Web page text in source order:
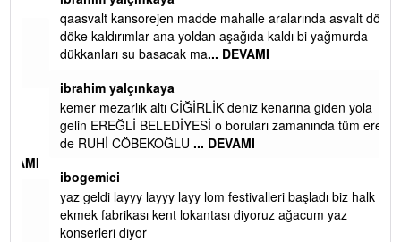
qaasvalt kansorejen madde mahalle aralarında asvalt döke
döke kaldırımlar ana yoldan aşağıda kaldı bi yağmurda
dükkanları su basacak ma... DEVAMI
ibrahim yalçınkaya
kemer mezarlık altı CİĞİRLİK deniz kenarına giden yola
gelin EREĞLİ BELEDİYESİ o boruları zamanında tüm ereğli
de RUHİ CÖBEKOĞLU... DEVAMI
ibogemici
yaz geldi layyy layyy layy lom festivalleri başladı biz halk
ekmek fabrikası kent lokantası diyoruz ağacum yaz
konserleri diyor